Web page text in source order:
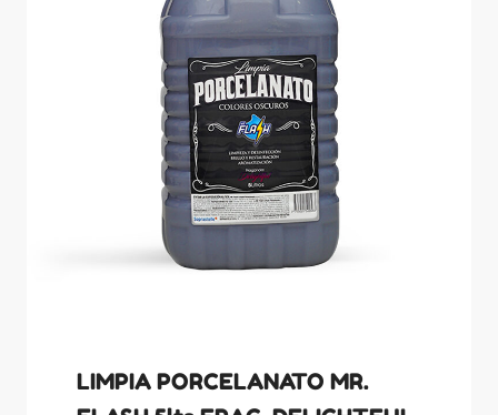
LIMPIA PORCELANATO MR.